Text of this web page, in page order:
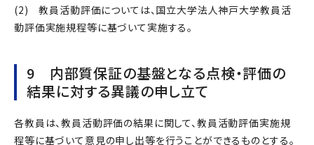
(2) 教員活動評価については、国立大学法人神戸大学教員活
動評価実施規程等に基づいて実施する。
9 内部質保証の基盤となる点検・評価の
結果に対する異議の申し立て
各教員は、教員活動評価の結果に関して、教員活動評価実施規
程等に基づいて意見の申し出等を行うことができるものとする。